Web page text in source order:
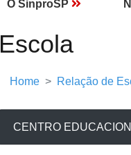
O SinproSP
Escola
Home Relação de
CENTRO